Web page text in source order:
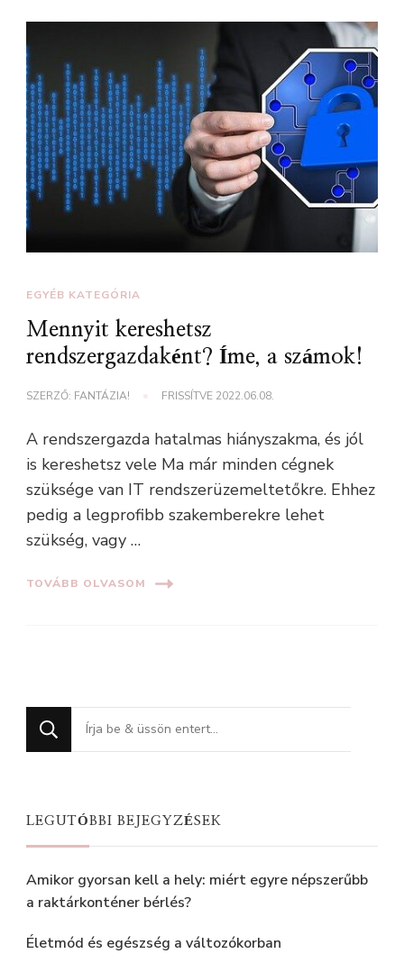
EGYÉB KATEGÓRIA
Mennyit kereshetsz
rendszergazdaként? Íme, a számok!
SZERZŐ: FANTÁZIA! FRISSÍTVE 2022.06.08.
A rendszergazda hatalmas hiányszakma, és jól
is kereshetsz vele Ma már minden cégnek
szüksége van IT rendszerüzemeltetőkre. Ehhez
pedig a legprofibb szakemberekre lehet
szükség, vagy …
TOVÁBB OLVASOM
Keres
valamit?
LEGUTÓBBI BEJEGYZÉSEK
Amikor gyorsan kell a hely: miért egyre népszerűbb
a raktárkonténer bérlés?
Életmód és egészség a változókorban